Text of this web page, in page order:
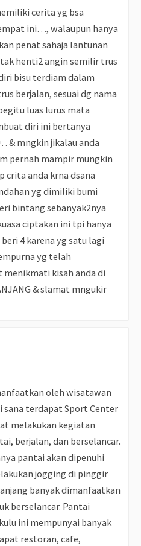
cerita yg bsa
ini…, walaupun hanya
penat sahaja lantunan
henti2 angin semilir trus
bisu terdiam dalam
berjalan, sesuai dg nama
luas lurus mata
diri ini bertanya
. & mngkin jikalau anda
pernah mampir mungkin
crita anda krna dsana
yg dimiliki bumi
bintang sebanyak2nya
ciptakan ini tpi hanya
4 karena yg satu lagi
yg telah
menikmati kisah anda di
& slamat mngukir
oleh wisatawan
sana terdapat Sport Center
melakukan kegiatan
berjalan, dan berselancar.
pantai akan dipenuhi
jogging di pinggir
banyak dimanfaatkan
berselancar. Pantai
ini mempunyai banyak
restoran, cafe,